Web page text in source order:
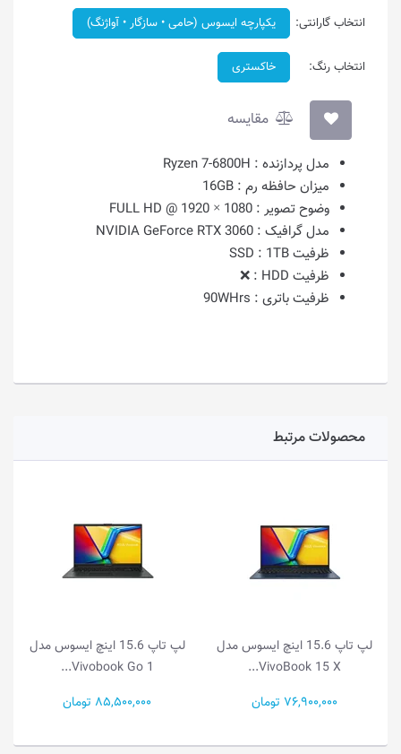
انتخاب گارانتی: یکپارچه ایسوس (حامی • سازگار • آواژنگ)
انتخاب رنگ: خاکستری
مقایسه
مدل پردازنده : Ryzen 7-6800H
میزان حافظه رم : 16GB
وضوح تصویر : 1080 × 1920 @ FULL HD
مدل گرافیک : NVIDIA GeForce RTX 3060
ظرفیت SSD :1TB
ظرفیت HDD :
❌
ظرفیت باتری : 90WHrs
محصولات مرتبط
لپ تاپ 15.6 اینچ ایسوس مدل
Vivobook Go 1...
85,500,000 تومان
لپ تاپ 14.0 اینچ ایسوس مدل
Vivobook Go 1...
49,000,000 تومان